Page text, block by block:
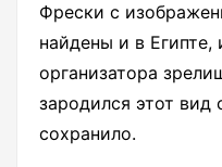
Фрески с
найдены и в
организатора
зародился этот вид
сохранило.